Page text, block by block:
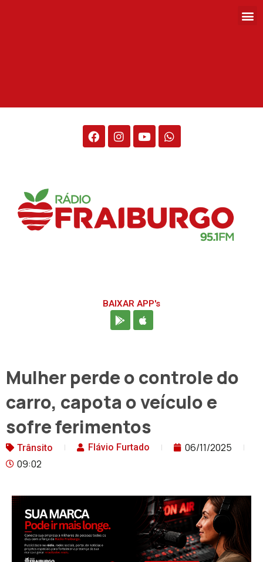
BAIXAR APP's
Mulher perde o controle do
carro, capota o veículo e
sofre ferimentos
Trânsito Flávio Furtado
06/11/2025
09:02